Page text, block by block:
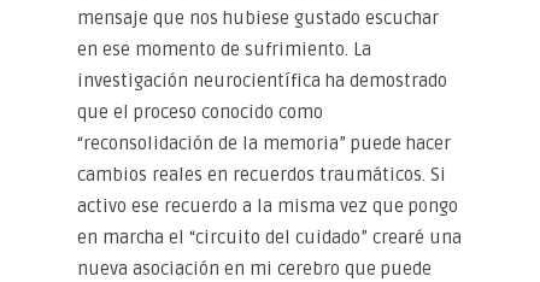
mensaje que nos hubiese gustado escuchar
en ese momento de sufrimiento. La
investigación neurocientífica ha demostrado
que el proceso conocido como
“reconsolidación de la memoria” puede hacer
cambios reales en recuerdos traumáticos. Si
activo ese recuerdo a la misma vez que pongo
en marcha el “circuito del cuidado” crearé una
nueva asociación en mi cerebro que puede